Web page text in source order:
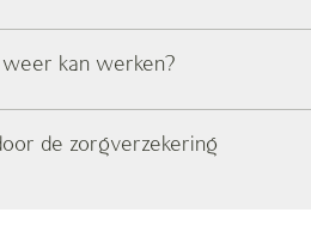
kan werken?
de zorgverzekering